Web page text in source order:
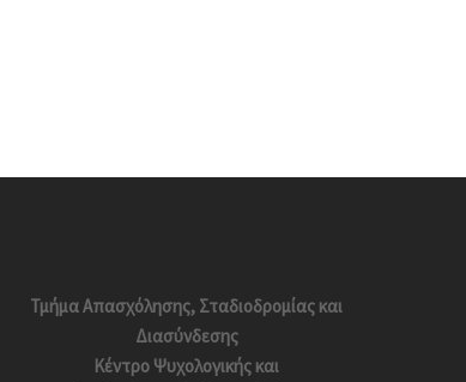
Τμήμα Απασχόλησης, Σταδιοδρομίας και
Διασύνδεσης
Κέντρο Ψυχολογικής και